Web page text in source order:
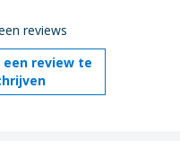
reviews
een review te